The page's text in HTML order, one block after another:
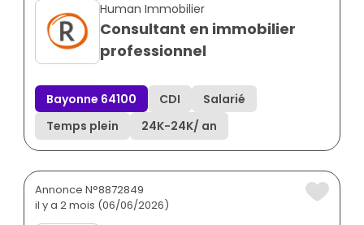
Human Immobilier
Consultant en immobilier
professionnel
Bayonne 64100 CDI
Salarié
Temps plein
24K-24K/ an
Annonce N°8872849
il y a 2 mois (06/06/2026)